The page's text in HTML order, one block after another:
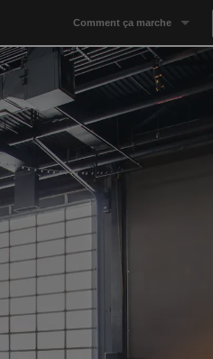
Comment ça marche
Notre concept
Proposer un espace
Trouver un espace
Tableau de Bord Propriétaire